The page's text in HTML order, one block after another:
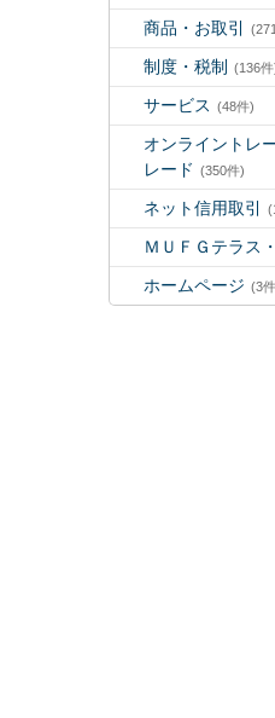
商品・お取引
制度・税制 (136件
サービス (48件)
オンライントレ
レード (350件)
ネット信用取引
ＭＵＦＧテラス
ホームページ (3